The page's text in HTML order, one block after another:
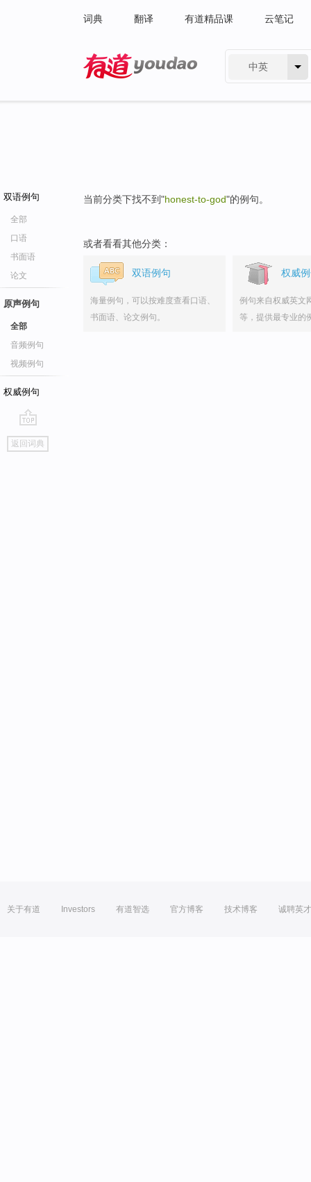
词典 翻译 有道精品课 云笔记
中英
双语例句
全部
口语
书面语
论文
原声例句
全部
音频例句
视频例句
权威例句
go
top
返回词典
当前分类下找不到"honest-to-god"的例句。
或者看看其他分类：
双语例句
海量例句，可以按难度查看口语、
书面语、论文例句。
权威
例句来自权威英文
等，提供最专业的
关于有道 Investors 有道智选 官方博客 技术博客 诚聘英才